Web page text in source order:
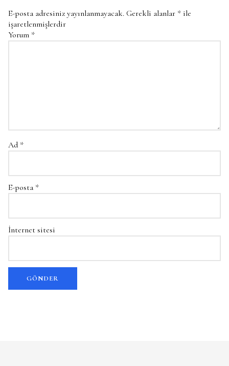
E-posta adresiniz yayınlanmayacak. Gerekli alanlar * ile
işaretlenmişlerdir
Yorum *
Ad *
E-posta *
İnternet sitesi